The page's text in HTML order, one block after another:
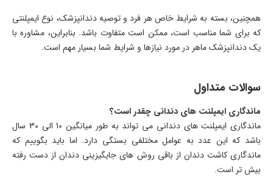
همچنین، بسته به شرایط خاص هر فرد و توصیه دندانپزشک، نوع ایمپلنتی
که برای شما مناسب است، ممکن است متفاوت باشد. بنابراین، مشاوره با
یک دندانپزشک ماهر در مورد نیازها و شرایط شما بسیار مهم است.
سوالات متداول
ماندگاری ایمپلنت های دندانی چقدر است؟
ماندگاری ایمپلنت های دندانی می تواند به طور میانگین 10 الی 30 سال
باشد که این عدد به عوامل مختلفی بستگی دارد. اما باید بگوییم که
ماندگاری کاشت دندان از باقی روش های جایگیزینی دندان از دست رفته
بیش تر است.